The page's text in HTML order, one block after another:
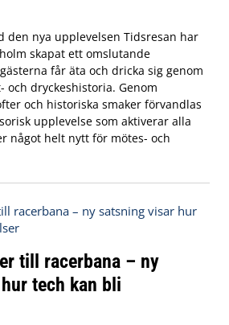
den nya upplevelsen Tidsresan har
skapat ett omslutande
får äta och dricka sig genom
och dryckeshistoria. Genom
och historiska smaker förvandlas
upplevelse som aktiverar alla
något helt nytt för mötes- och
till racerbana – ny
tech kan bli